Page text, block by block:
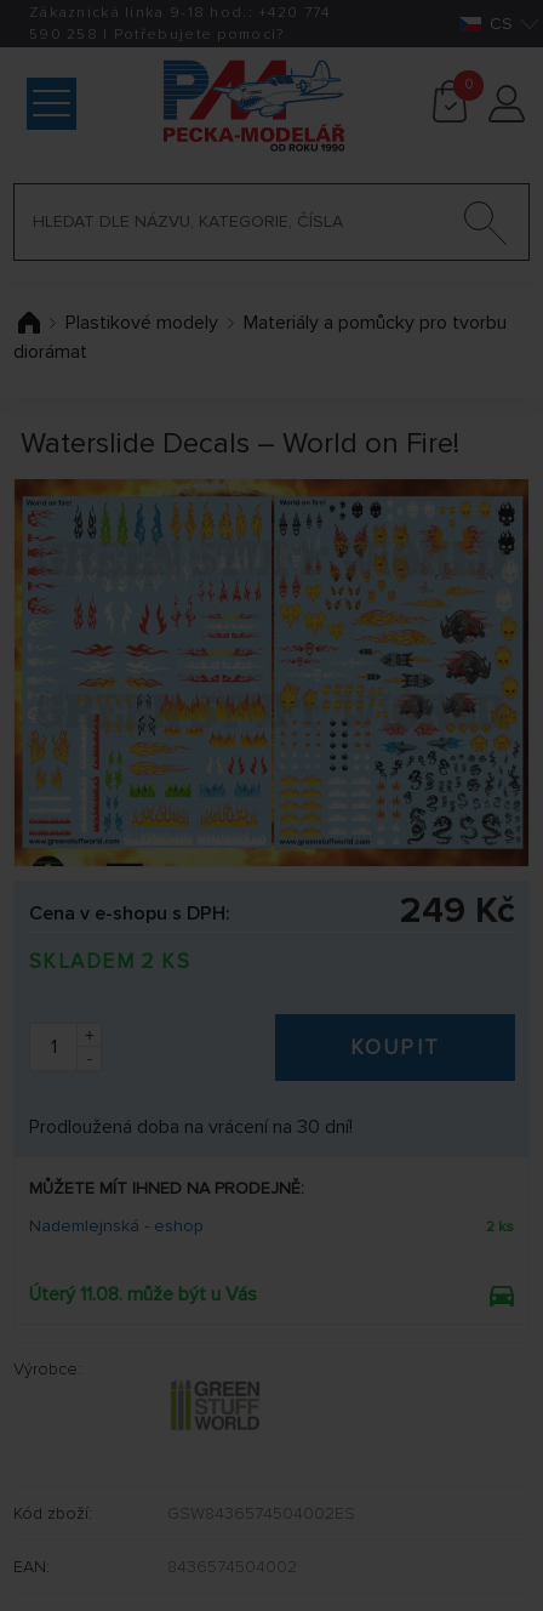
Zákaznická linka 9-18 hod.: +420 774
590 258 | Potřebujete pomoci? CS
0
Plastikové modely
Materiály a pomůcky pro tvorbu
diorámat
Waterslide Decals – World on Fire!
Cena v e-shopu s DPH: 249 Kč
SKLADEM 2 KS
+
-
KOUPIT
Prodloužená doba na vrácení na 30 dní!
MŮŽETE MÍT IHNED NA PRODEJNĚ:
Nademlejnská - eshop
2 ks
Úterý 11.08. může být u Vás
Výrobce:
Kód zboží: GSW8436574504002ES
EAN: 8436574504002